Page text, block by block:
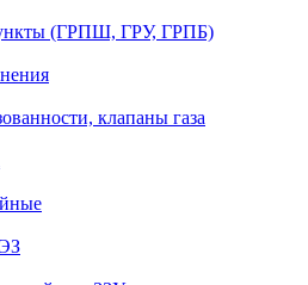
(ГРПШ, ГРУ, ГРПБ)
клапаны газа